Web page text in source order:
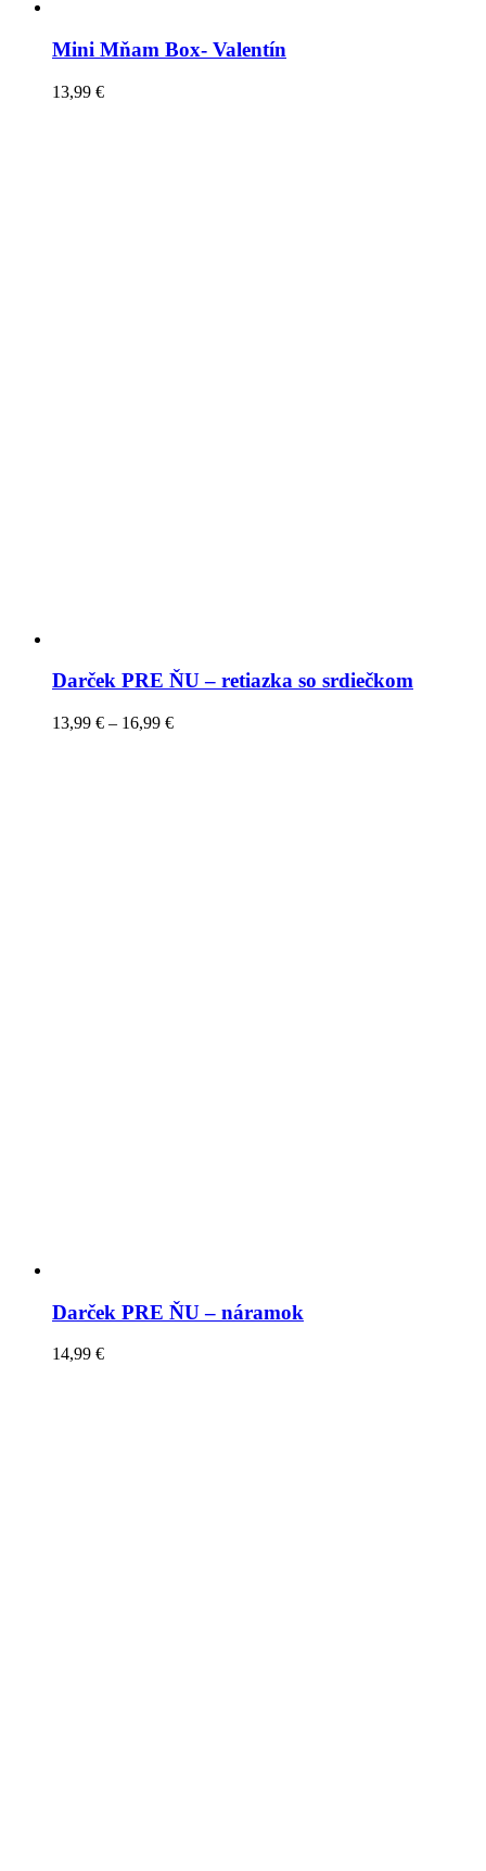
Mini Mňam Box- Valentín
13,99 €
Darček PRE ŇU – retiazka so srdiečkom
13,99 € – 16,99 €
Darček PRE ŇU – náramok
14,99 €